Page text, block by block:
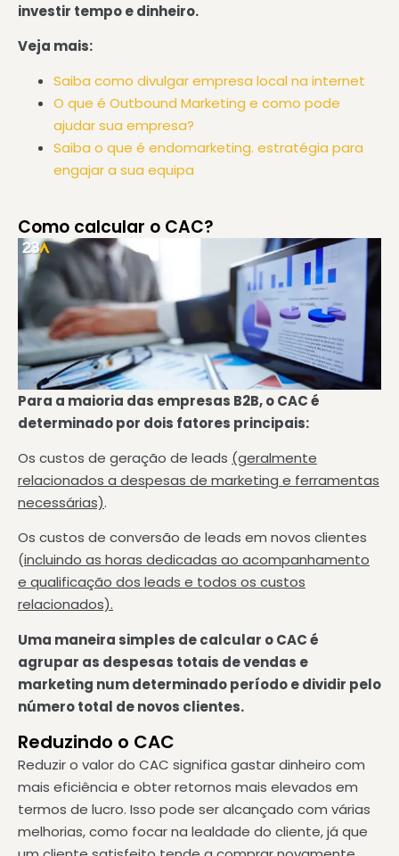
investir tempo e dinheiro.
Veja mais:
Saiba como divulgar empresa local na internet
O que é Outbound Marketing e como pode
ajudar sua empresa?
Saiba o que é endomarketing. estratégia para
engajar a sua equipa
Como calcular o CAC?
Para a maioria das empresas B2B, o CAC é
determinado por dois fatores principais:
Os custos de geração de leads (geralmente
relacionados a despesas de marketing e ferramentas
necessárias).
Os custos de conversão de leads em novos clientes
(incluindo as horas dedicadas ao acompanhamento
e qualificação dos leads e todos os custos
relacionados).
Uma maneira simples de calcular o CAC é
agrupar as despesas totais de vendas e
marketing num determinado período e dividir pelo
número total de novos clientes.
Reduzindo o CAC
Reduzir o valor do CAC significa gastar dinheiro com
mais eficiência e obter retornos mais elevados em
termos de lucro. Isso pode ser alcançado com várias
melhorias, como focar na lealdade do cliente, já que